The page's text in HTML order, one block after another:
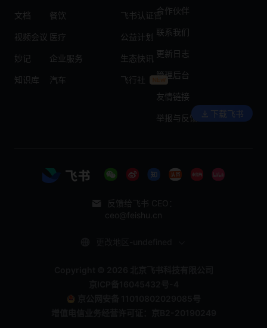
文档
视频会议
妙记
知识库
餐饮
医疗
企业服务
汽车
飞书认证官
公益计划
生态快讯
飞行社
合作伙伴
联系我们
更新日志
管理后台
友情链接
举报与反馈 下载飞书
反馈给飞书 CEO：
ceo@feishu.cn